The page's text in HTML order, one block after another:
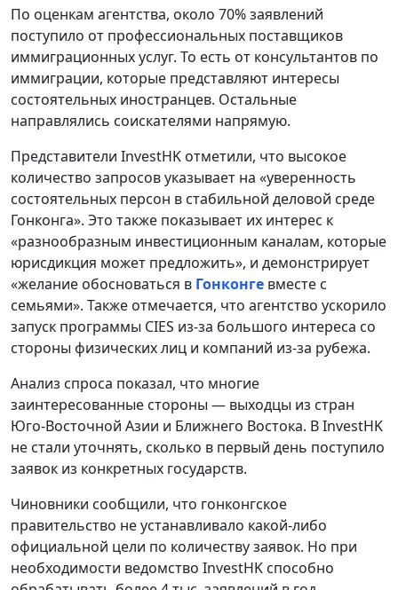
По оценкам агентства, около 70% заявлений
поступило от профессиональных поставщиков
иммиграционных услуг. То есть от консультантов по
иммиграции, которые представляют интересы
состоятельных иностранцев. Остальные
направлялись соискателями напрямую.
Представители InvestHK отметили, что высокое
количество запросов указывает на «уверенность
состоятельных персон в стабильной деловой среде
Гонконга». Это также показывает их интерес к
«разнообразным инвестиционным каналам, которые
юрисдикция может предложить», и демонстрирует
«желание обосноваться в Гонконге вместе с
семьями». Также отмечается, что агентство ускорило
запуск программы CIES из-за большого интереса со
стороны физических лиц и компаний из-за рубежа.
Анализ спроса показал, что многие
заинтересованные стороны — выходцы из стран
Юго-Восточной Азии и Ближнего Востока. В InvestHK
не стали уточнять, сколько в первый день поступило
заявок из конкретных государств.
Чиновники сообщили, что гонконгское
правительство не устанавливало какой-либо
официальной цели по количеству заявок. Но при
необходимости ведомство InvestHK способно